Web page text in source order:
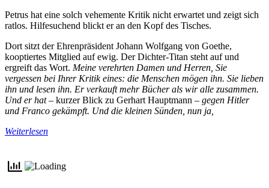
Petrus hat eine solch vehemente Kritik nicht erwartet und zeigt sich
ratlos. Hilfesuchend blickt er an den Kopf des Tisches.
Dort sitzt der Ehrenpräsident Johann Wolfgang von Goethe,
kooptiertes Mitglied auf ewig. Der Dichter-Titan steht auf und
ergreift das Wort. Meine verehrten Damen und Herren, Sie
vergessen bei Ihrer Kritik eines: die Menschen mögen ihn. Sie lieben
ihn und lesen ihn. Er verkauft mehr Bücher als wir alle zusammen.
Und er hat – kurzer Blick zu Gerhart Hauptmann – gegen Hitler
und Franco gekämpft. Und die kleinen Sünden, nun ja,
Weiterlesen